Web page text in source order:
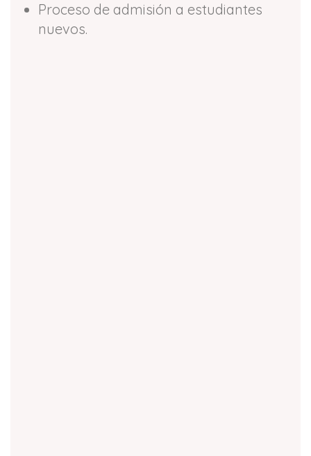
Proceso de admisión a estudiantes
nuevos.